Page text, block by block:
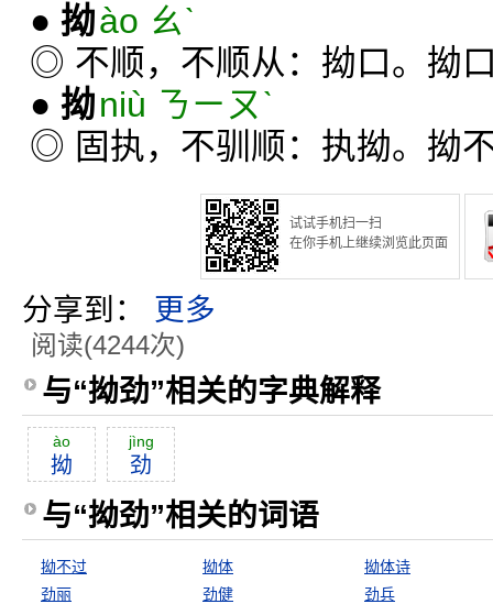
● 拗ào ㄠˋ
◎ 不顺，不顺从：拗口。拗
● 拗niù ㄋㄧㄡˋ
◎ 固执，不驯顺：执拗。拗
试试手机扫一扫
在你手机上继续浏览此页面
分享到： 更多
阅读(4244次)
与“拗劲”相关的字典解释
ào
拗
jìng
劲
与“拗劲”相关的词语
拗不过 拗体
拗体诗
劲丽
劲健 劲兵